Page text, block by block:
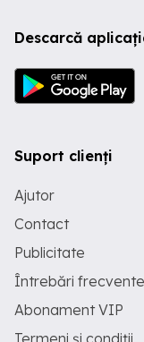
Descarcă
Suport clienți
Ajutor
Contact
Publicitate
Întrebări frecvente
Abonament VIP
Termeni și condiții